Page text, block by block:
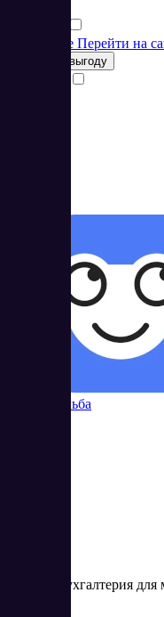
Подробнее Перейти на
Получить выгоду
Контур Эльба
Онлайн-бухгалтерия